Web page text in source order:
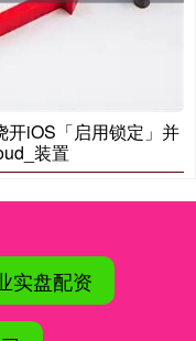
开iOS「启用锁定」并
装置
实盘配资